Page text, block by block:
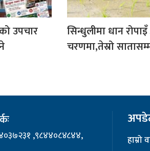
उपचार
सिन्धुलीमा धान
चरणमा,तेस्रो
,९८४४०८४८४४,
हाम्रो